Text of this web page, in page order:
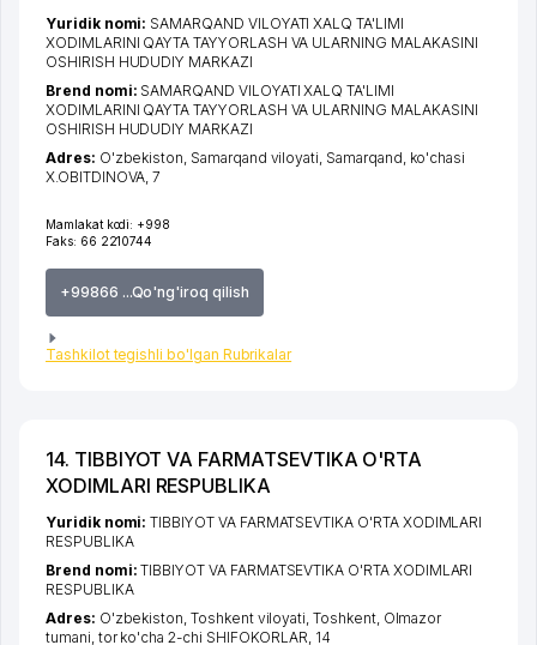
Mamlakat kodi: +998
Faks: 66 2210744
+99866 ...Qo'ng'iroq qilish
Tashkilot tegishli bo'lgan Rubrikalar
Yuridik nomi: SAMARQAND VILOYATI XALQ TA'LIMI
XODIMLARINI QAYTA TAYYORLASH VA ULARNING MALAKASINI
OSHIRISH HUDUDIY MARKAZI
Brend nomi: SAMARQAND VILOYATI XALQ TA'LIMI
XODIMLARINI QAYTA TAYYORLASH VA ULARNING MALAKASINI
OSHIRISH HUDUDIY MARKAZI
Adres: O'zbekiston, Samarqand viloyati Samarqand ko'chasi
X.OBITDINOVA , 7
14. TIBBIYOT VA FARMATSEVTIKA O'RTA
XODIMLARI RESPUBLIKA
Yuridik nomi:TIBBIYOT VA FARMATSEVTIKA O'RTA XODIMLARI
RESPUBLIKA
Brend nomi:TIBBIYOT VA FARMATSEVTIKA O'RTA XODIMLARI
RESPUBLIKA
Adres: O'zbekiston,Toshkent viloyati ,Toshkent, Olmazor
tumani tor ko'cha 2-chi SHIFOKORLAR , 14